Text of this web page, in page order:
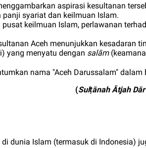
aspirasi kesultanan
syariat dan keilmuan Islam.
keilmuan Islam, perlawanan
Aceh menunjukkan kesadaran
yang menyatu dengan salām
nama "Aceh Darussalam" dalam
(Sulṭānah Ātjah
dunia Islam (termasuk di Indonesia)